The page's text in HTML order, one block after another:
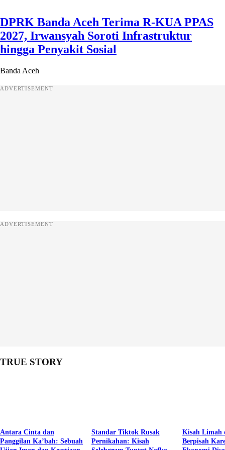
DPRK Banda Aceh Terima R-KUA PPAS
2027, Irwansyah Soroti Infrastruktur
hingga Penyakit Sosial
Banda Aceh
ADVERTISEMENT
ADVERTISEMENT
TRUE STORY
Antara Cinta dan
Panggilan Ka’bah: Sebuah
Standar Tiktok Rusak
Pernikahan: Kisah
Kisah Limah
Berpisah